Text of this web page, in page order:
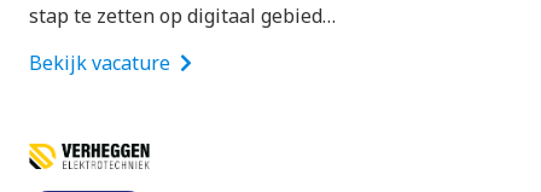
stap te zetten op digitaal gebied…
Bekijk vacature